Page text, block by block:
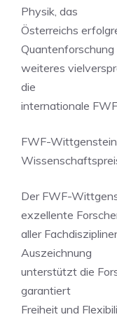
Physik, das
Österreichs
Quantenforschung
weiteres
die
internationale
FWF-
Der FWF-
exzellente
aller
Auszeichnung
unterstützt die
garantiert
Freiheit und